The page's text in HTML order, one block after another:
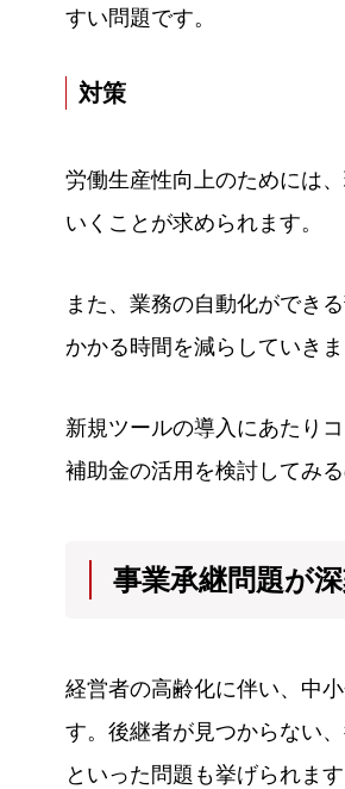
すい問題です。
対策
労働生産性向上のためには
いくことが求められます。
また、業務の自動化ができ
かかる時間を減らしていきま
新規ツールの導入にあたり
補助金の活用を検討してみ
事業承継問題が
経営者の高齢化に伴い、中
す。後継者が見つからない
といった問題も挙げられます